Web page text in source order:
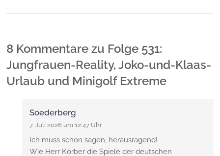
8 Kommentare zu Folge 531:
Jungfrauen-Reality, Joko-und-Klaas-
Urlaub und Minigolf Extreme
Soederberg
7. Juli 2026 um 12:47 Uhr
Ich muss schon sagen, herausragend!
Wie Herr Körber die Spiele der deutschen